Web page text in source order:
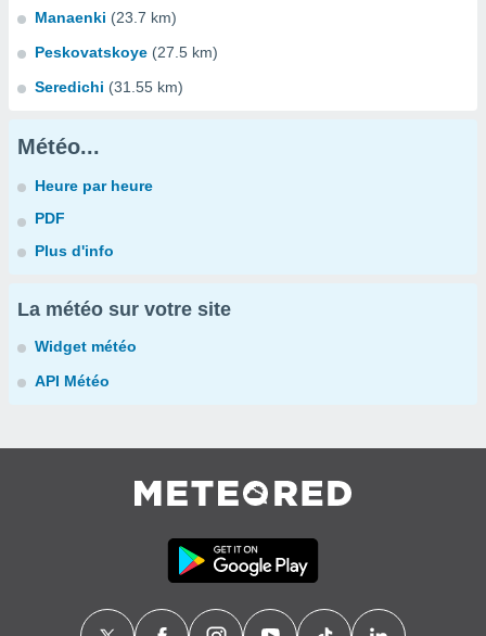
Manaenki (23.7 km)
Peskovatskoye (27.5 km)
Seredichi (31.55 km)
Météo...
Heure par heure
PDF
Plus d'info
La météo sur votre site
Widget météo
API Météo